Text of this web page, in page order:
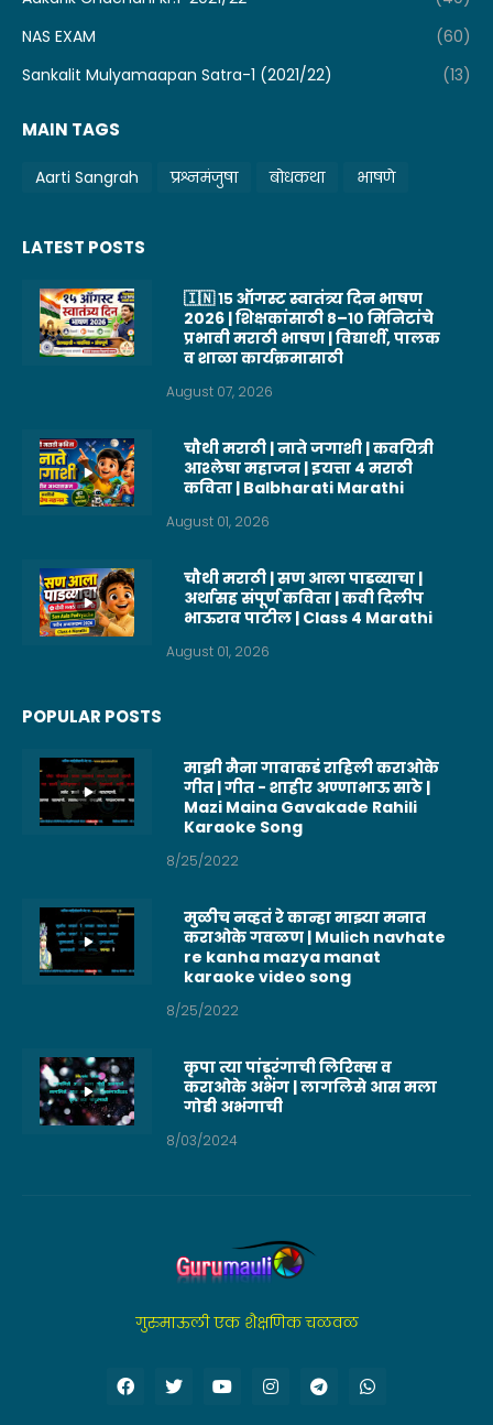
NAS EXAM
(60)
Sankalit Mulyamaapan Satra-1 (2021/22)
(13)
MAIN TAGS
Aarti Sangrah प्रश्नमंजुषा बोधकथा भाषणे
LATEST POSTS
🇮🇳 १५ ऑगस्ट स्वातंत्र्य दिन भाषण
2026 | शिक्षकांसाठी ८–१० मिनिटांचे
प्रभावी मराठी भाषण | विद्यार्थी, पालक
व शाळा कार्यक्रमासाठी
August 07, 2026
चौथी मराठी | नाते जगाशी | कवयित्री
आश्लेषा महाजन | इयत्ता 4 मराठी
कविता | Balbharati Marathi
August 01, 2026
चौथी मराठी | सण आला पाडव्याचा |
अर्थासह संपूर्ण कविता | कवी दिलीप
भाऊराव पाटील | Class 4 Marathi
August 01, 2026
POPULAR POSTS
माझी मैना गावाकडं राहिली कराओके
गीत | गीत - शाहीर अण्णाभाऊ साठे |
Mazi Maina Gavakade Rahili
Karaoke Song
8/25/2022
मुळीच नव्हतं रे कान्हा माझ्या मनात
कराओके गवळण | Mulich navhate
re kanha mazya manat
karaoke video song
8/25/2022
कृपा त्या पांडूरंगाची लिरिक्स व
कराओके अभंग | लागलिसे आस मला
गोडी अभंगाची
8/03/2024
गुरुमाऊली एक शैक्षणिक चळवळ